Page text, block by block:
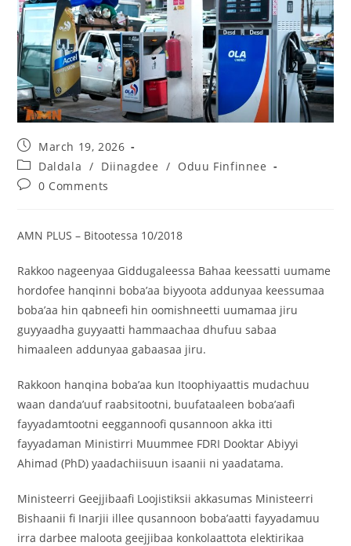
March 19, 2026
Daldala / Diinagdee / Oduu Finfinnee
0 Comments
AMN PLUS – Bitootessa 10/2018
Rakkoo nageenyaa Giddugaleessa Bahaa keessatti uumame
hordofee hanqinni boba’aa biyyoota addunyaa keessumaa
boba’aa hin qabneefi hin oomishneetti uumamaa jiru
guyyaadha guyyaatti hammaachaa dhufuu sabaa
himaaleen addunyaa gabaasaa jiru.
Rakkoon hanqina boba’aa kun Itoophiyaattis mudachuu
waan danda’uuf raabsitootni, buufataaleen boba’aafi
fayyadamtootni eeggannoofi qusannoon akka itti
fayyadaman Ministirri Muummee FDRI Dooktar Abiyyi
Ahimad (PhD) yaadachiisuun isaanii ni yaadatama.
Ministeerri Geejjibaafi Loojistiksii akkasumas Ministeerri
Bishaanii fi Inarjii illee qusannoon boba’aatti fayyadamuu
irra darbee maloota geejjibaa konkolaattota elektirikaa